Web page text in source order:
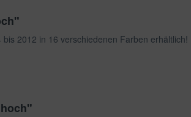
2012 in 16 verschiedenen Farben erhältlich!